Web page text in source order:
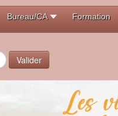
Bureau/CA Formation
Valider